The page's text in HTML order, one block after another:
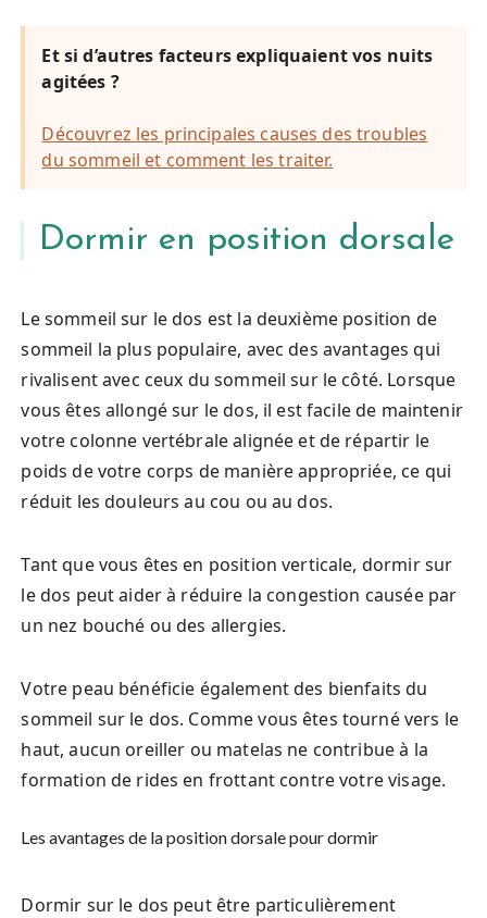
Et si d’autres facteurs expliquaient vos nuits
agitées ?
Découvrez les principales causes des troubles
du sommeil et comment les traiter.
Dormir en position dorsale
Le sommeil sur le dos est la deuxième position de
sommeil la plus populaire, avec des avantages qui
rivalisent avec ceux du sommeil sur le côté. Lorsque
vous êtes allongé sur le dos, il est facile de maintenir
votre colonne vertébrale alignée et de répartir le
poids de votre corps de manière appropriée, ce qui
réduit les douleurs au cou ou au dos.
Tant que vous êtes en position verticale, dormir sur
le dos peut aider à réduire la congestion causée par
un nez bouché ou des allergies.
Votre peau bénéficie également des bienfaits du
sommeil sur le dos. Comme vous êtes tourné vers le
haut, aucun oreiller ou matelas ne contribue à la
formation de rides en frottant contre votre visage.
Les avantages de la position dorsale pour dormir
Dormir sur le dos peut être particulièrement